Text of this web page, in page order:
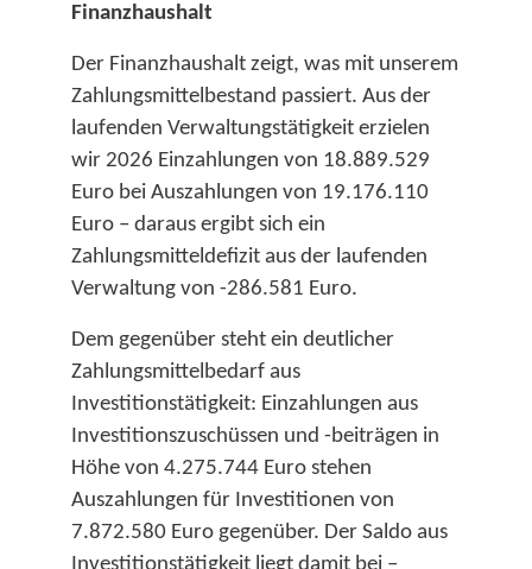
Finanzhaushalt
Der Finanzhaushalt zeigt, was mit unserem
Zahlungsmittelbestand passiert. Aus der
laufenden Verwaltungstätigkeit erzielen
wir 2026 Einzahlungen von 18.889.529
Euro bei Auszahlungen von 19.176.110
Euro – daraus ergibt sich ein
Zahlungsmitteldefizit aus der laufenden
Verwaltung von -286.581 Euro.​
Dem gegenüber steht ein deutlicher
Zahlungsmittelbedarf aus
Investitionstätigkeit: Einzahlungen aus
Investitionszuschüssen und -beiträgen in
Höhe von 4.275.744 Euro stehen
Auszahlungen für Investitionen von
7.872.580 Euro gegenüber. Der Saldo aus
Investitionstätigkeit liegt damit bei –